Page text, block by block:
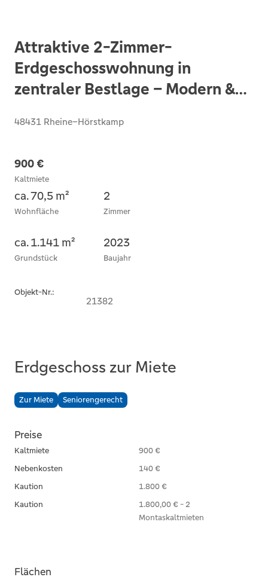
Attraktive 2-Zimmer-
Erdgeschosswohnung in
zentraler Bestlage – Modern &
48431 Rheine–Hörstkamp
900 €
Kaltmiete
ca. 70,5 m²
Wohnfläche
2
Zimmer
ca. 1.141 m²
Grundstück
2023
Baujahr
Objekt-Nr.:
21382
Erdgeschoss zur Miete
Zur Miete Seniorengerecht
Preise
Kaltmiete
900 €
Nebenkosten
140 €
Kaution
1.800 €
Kaution
1.800,00 € - 2
Montaskaltmieten
Flächen